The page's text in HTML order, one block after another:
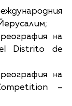
на
Distrito de
на
–